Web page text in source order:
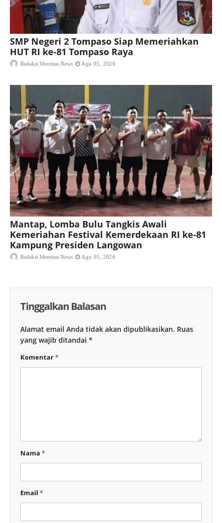
SMP Negeri 2 Tompaso Siap Memeriahkan
HUT RI ke-81 Tompaso Raya
Redaksi Identitas News Agu 05, 2026
Mantap, Lomba Bulu Tangkis Awali
Kemeriahan Festival Kemerdekaan RI ke-81
Kampung Presiden Langowan
Redaksi Identitas News Agu 05, 2026
Tinggalkan Balasan
Alamat email Anda tidak akan dipublikasikan. Ruas
yang wajib ditandai *
Komentar*
Nama *
Email *